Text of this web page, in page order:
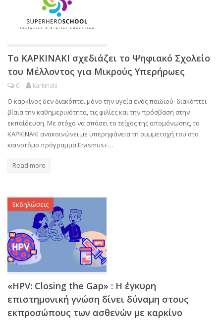
Το ΚΑΡΚΙΝΑΚΙ σχεδιάζει το Ψηφιακό Σχολείο
του Μέλλοντος για Μικρούς Υπερήρωες
0 karkinaki
Ο καρκίνος δεν διακόπτει μόνο την υγεία ενός παιδιού· διακόπτει
βίαια την καθημερινότητα, τις φιλίες και την πρόσβαση στην
εκπαίδευση. Με στόχο να σπάσει το τείχος της απομόνωσης, το
ΚΑΡΚΙΝΑΚΙ ανακοινώνει με υπερηφάνεια τη συμμετοχή του στο
καινοτόμο πρόγραμμα Erasmus+…
Read more
Εκδηλώσεις
«HPV: Closing the Gap» : Η έγκυρη
επιστημονική γνώση δίνει δύναμη στους
εκπροσώπους των ασθενών με καρκίνο